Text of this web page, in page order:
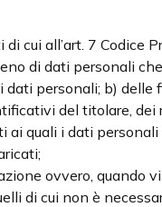
cui all’art. 7 Codice
di dati personali
dati personali; b)
del titolare, dei
ai quali i dati
ovvero, quando
di cui non è